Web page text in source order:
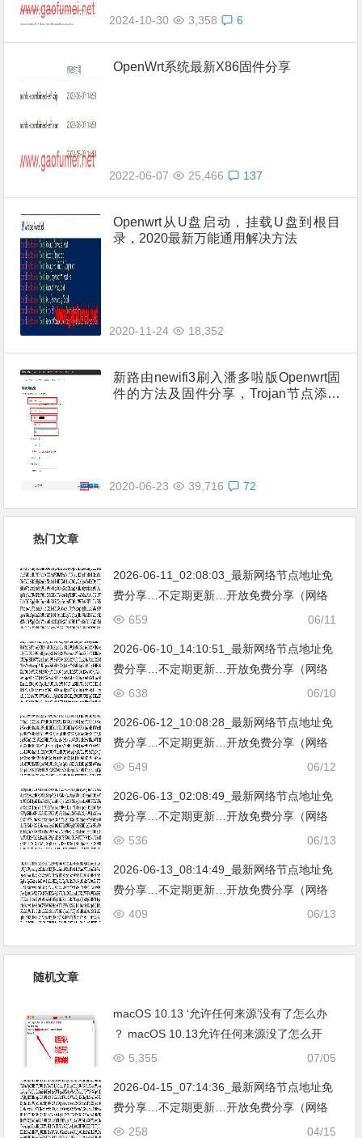
2024-10-30 3,358 6
OpenWrt系统最新X86固件分享
2022-06-07 25,466 137
Openwrt从U盘启动，挂载U盘到根目
录，2020最新万能通用解决方法
2020-11-24 18,352
新路由newifi3刷入潘多啦版Openwrt固
件的方法及固件分享，Trojan节点添加
2020-06-23 39,716 72
热门文章
2026-06-11_02:08:03_最新网络节点地址免
费分享…不定期更新…开放免费分享（网络
免费节点香港|日本|韩国|新加坡|台湾|马来西
06/11
659
2026-06-10_14:10:51_最新网络节点地址免
费分享…不定期更新…开放免费分享（网络
免费节点香港|日本|韩国|新加坡|台湾|马来西
06/10
638
2026-06-12_10:08:28_最新网络节点地址免
费分享…不定期更新…开放免费分享（网络
免费节点香港|日本|韩国|新加坡|台湾|马来西
06/12
549
2026-06-13_02:08:49_最新网络节点地址免
费分享…不定期更新…开放免费分享（网络
免费节点香港|日本|韩国|新加坡|台湾|马来西
06/13
536
2026-06-13_08:14:49_最新网络节点地址免
费分享…不定期更新…开放免费分享（网络
免费节点香港|日本|韩国|新加坡|台湾|马来西
06/13
409
随机文章
macOS 10.13 ‘允许任何来源’没有了怎么办
？ macOS 10.13允许任何来源没了怎么开
启？
07/05
5,355
2026-04-15_07:14:36_最新网络节点地址免
费分享…不定期更新…开放免费分享（网络
免费节点香港|日本|韩国|新加坡|台湾|马来西
04/15
258